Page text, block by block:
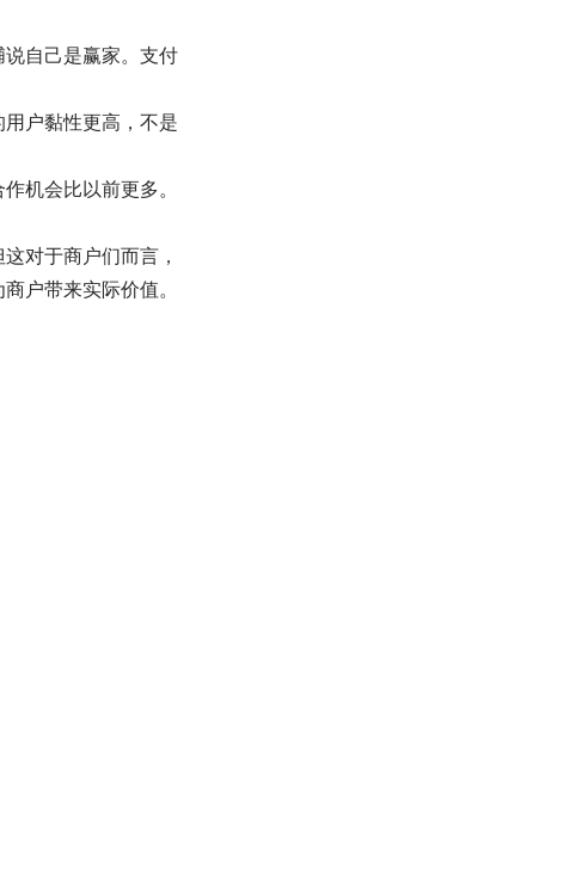
自己是赢家。支付
户黏性更高，不是
机会比以前更多。
对于商户们而言，
户带来实际价值。